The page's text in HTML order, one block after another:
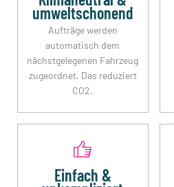
umweltschonend
Aufträge werden
automatisch dem
nächstgelegenen Fahrzeug
zugeordnet. Das reduziert
CO2.
Einfach &